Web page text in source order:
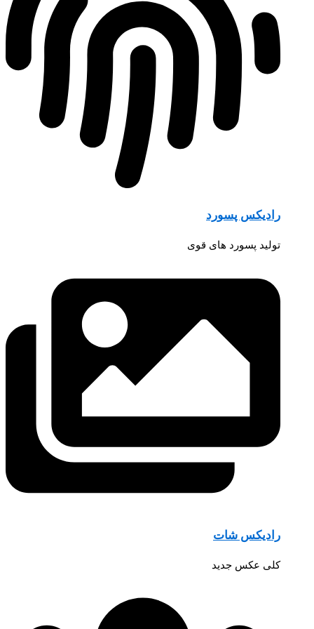
رادیکس پسورد
تولید پسورد های قوی
رادیکس شات
کلی عکس جدید